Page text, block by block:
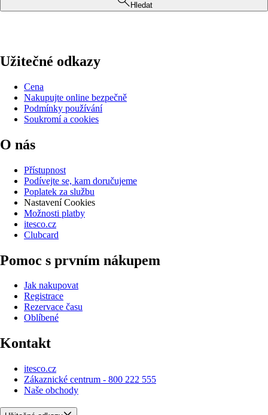
Hledat
Užitečné odkazy
Cena
Nakupujte online bezpečně
Podmínky používání
Soukromí a cookies
O nás
Přístupnost
Podívejte se, kam doručujeme
Poplatek za službu
Nastavení Cookies
Možnosti platby
itesco.cz
Clubcard
Pomoc s prvním nákupem
Jak nakupovat
Registrace
Rezervace času
Oblíbené
Kontakt
itesco.cz
Zákaznické centrum - 800 222 555
Naše obchody